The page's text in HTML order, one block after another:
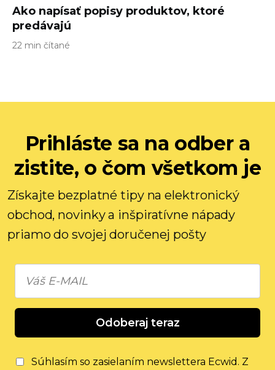
Ako napísať popisy produktov, ktoré
predávajú
22 min čítané
Prihláste sa na odber a
zistite, o čom všetkom je
Získajte bezplatné tipy na elektronický
obchod, novinky a inšpiratívne nápady
priamo do svojej doručenej pošty
Odoberaj teraz
Súhlasím so zasielaním newslettera Ecwid. Z